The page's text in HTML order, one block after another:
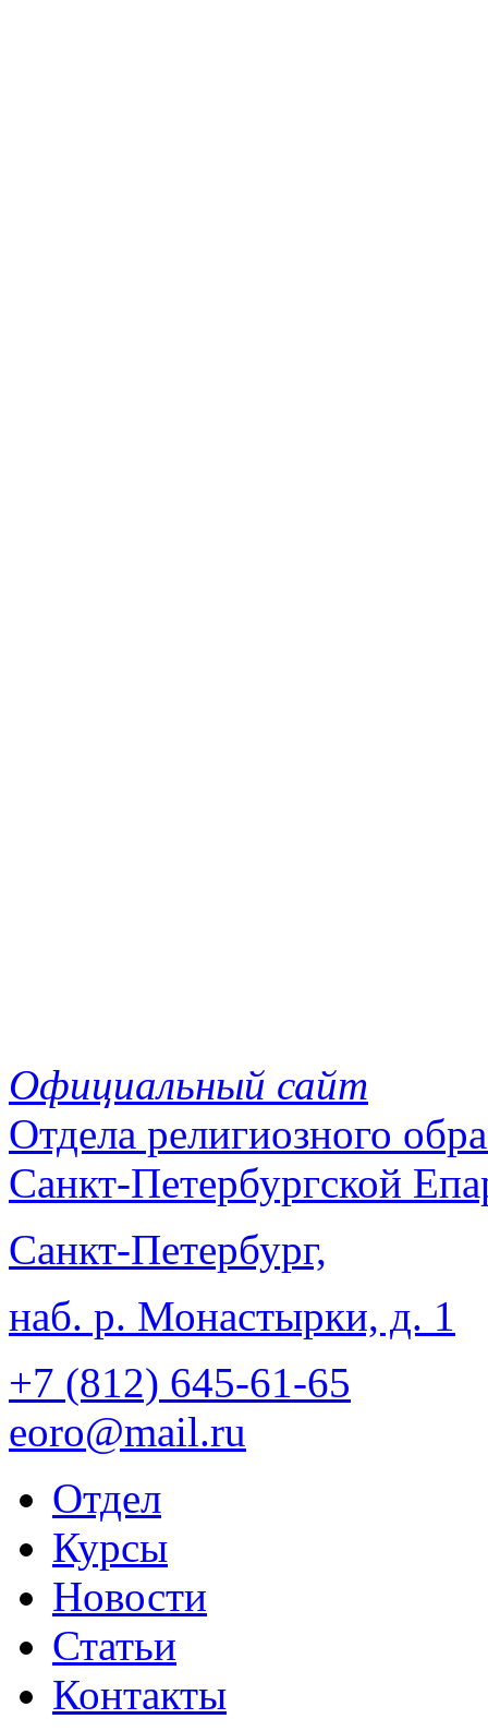
Официальный сайт
Отдела религиозного
Санкт-Петербургской
Санкт-Петербург,
наб. р. Монастырки, д. 1
+7 (812) 645-61-65
eoro@mail.ru
Отдел
Курсы
Новости
Статьи
Контакты